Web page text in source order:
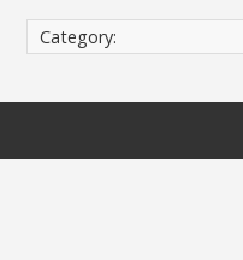
Category: